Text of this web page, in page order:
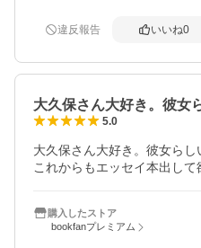
違反報告 いいね0
大久保さん大好き。彼女
5.0
大久保さん大好き。彼女らし
これからもエッセイ本出して
購入したストア
bookfanプレミアム